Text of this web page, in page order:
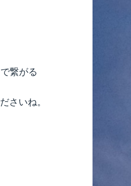
繋がる
さいね。